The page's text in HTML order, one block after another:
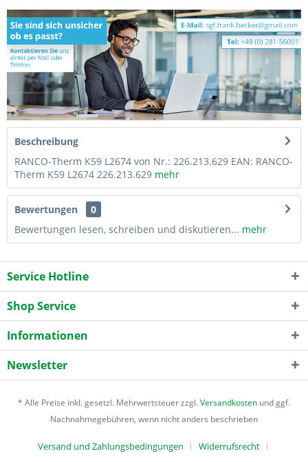
Beschreibung
RANCO-Therm K59 L2674 von Nr.: 226.213.629 EAN: RANCO-
Therm K59 L2674 226.213.629 mehr
Bewertungen
0
Bewertungen lesen, schreiben und diskutieren... mehr
Service Hotline
Shop Service
Informationen
Newsletter
* Alle Preise inkl. gesetzl. Mehrwertsteuer zzgl.Versandkosten und ggf.
Nachnahmegebühren, wenn nicht anders beschrieben
Versand und Zahlungsbedingungen Widerrufsrecht